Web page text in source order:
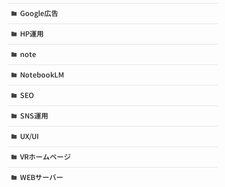
Google広告
HP運用
note
NotebookLM
SEO
SNS運用
UX/UI
VRホームページ
WEBサーバー